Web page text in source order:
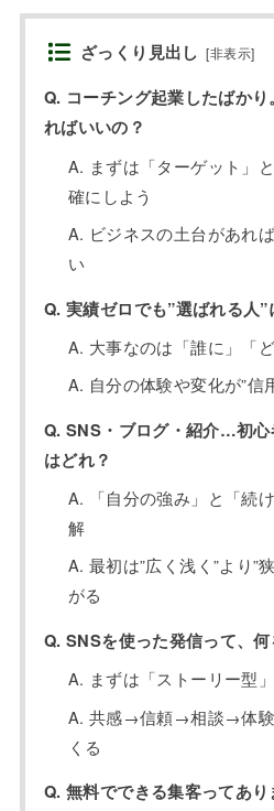
ざっくり見出し [非表示]
Q. コーチング起業したばか
ればいいの？
A. まずは「ターゲット」
確にしよう
A. ビジネスの土台があれ
い
Q. 実績ゼロでも”選ばれる人”
A. 大事なのは「誰に」「
A. 自分の体験や変化が”信
Q. SNS・ブログ・紹介…初
はどれ？
A. 「自分の強み」と「続
解
A. 最初は”広く浅く”より”
がる
Q. SNSを使った発信って、
A. まずは「ストーリー型
A. 共感→信頼→相談→体験
くる
Q. 無料でできる集客ってあり